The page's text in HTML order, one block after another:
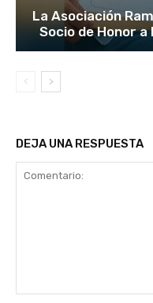
La Asociación
Socio de Honor a
DEJA UNA RESPUESTA